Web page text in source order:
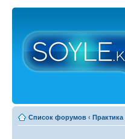
Список форумов ‹ Практика